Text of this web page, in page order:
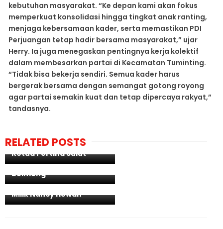
kebutuhan masyarakat. “Ke depan kami akan fokus
memperkuat konsolidasi hingga tingkat anak ranting,
menjaga kebersamaan kader, serta memastikan PDI
Perjuangan tetap hadir bersama masyarakat,” ujar
Herry. Ia juga menegaskan pentingnya kerja kolektif
dalam membesarkan partai di Kecamatan Tuminting.
“Tidak bisa bekerja sendiri. Semua kader harus
bergerak bersama dengan semangat gotong royong
agar partai semakin kuat dan tetap dipercaya rakyat,”
tandasnya.
RELATED POSTS
Nusa Utara Terpilih
Ketua Pertina Sulut
Sangadi Umpa
Mokodompit Gelar Bakti
Massal Sambut Bulan
Suci Ramadhan Dan Hut
Bolmong
Perkara Kasus Dugaan
Penyerobotan Tanah
Milik Nancy Howan